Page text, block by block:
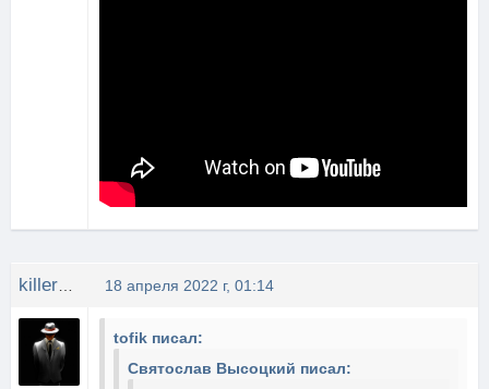
18 апреля 2022 г, 01:14
tofik писал:
Святослав Высоцкий писал: